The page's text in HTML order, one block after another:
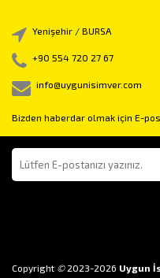
Yenişehir / BURSA
+90 554 720 27 67
info@uygunisimver.com
Bizden haberdar olmak için E-
Copyright ©2023-2026 Uygun